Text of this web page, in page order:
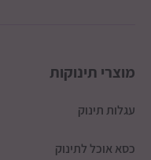
מוצרי תינוקות
עגלות תינוק
כסא אוכל לתינוק